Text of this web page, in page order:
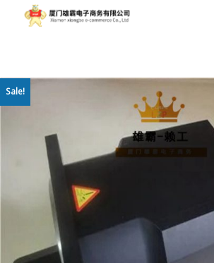
首页
关于我们
联系我们
Sale!